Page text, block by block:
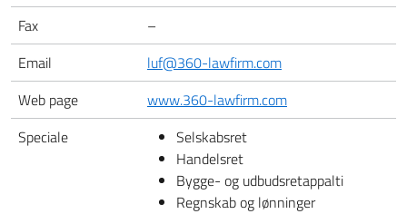
Fax
–
Email
luf@360-lawfirm.com
Web page
www.360-lawfirm.com
Speciale
Selskabsret
Handelsret
Bygge- og udbudsretappalti
Regnskab og lønninger